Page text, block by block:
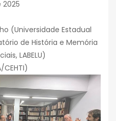
2025
(Universidade Estadual
de História e Memória
LABELU)
CEHTI)